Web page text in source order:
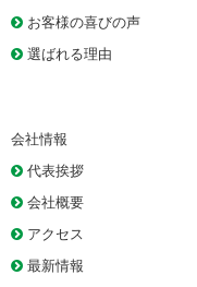
お客様の喜びの声
選ばれる理由
会社情報
代表挨拶
会社概要
アクセス
最新情報